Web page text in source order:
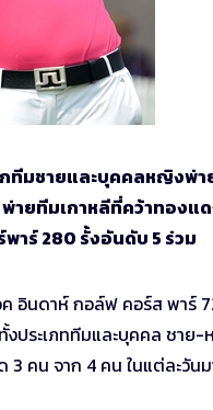
มชายและบุคคลหญิงพ่า
ายทีมเกาหลีที่คว้าทองแ
าร์ 280 รั้งอันดับ 5 ร่วม
นดาห์ กอล์ฟ คอร์ส พาร์ 72
ประเภททีมและบุคคล ชาย
คน จาก 4 คน ในแต่ละวัน